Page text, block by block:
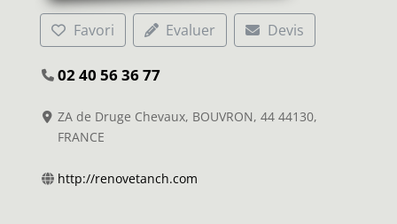
Favori Evaluer Devis
02 40 56 36 77
ZA de Druge Chevaux, BOUVRON, 44 44130,
FRANCE
http://renovetanch.com